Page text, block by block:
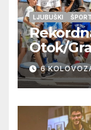
LJUBUŠKI ŠPORT
Otok/
Veljaci i
6